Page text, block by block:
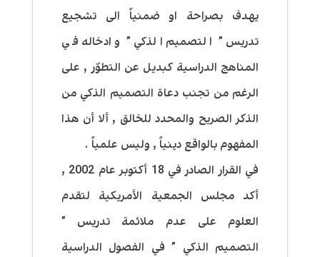
يهدف بصراحة او ضمنياً الى تشجيع
تدريس ” التصميم الذكي ” وادخاله في
المناهج الدراسية كبديل عن التطوّر , على
الرغم من تجنب دعاة التصميم الذكي من
الذكر الصريح والمحدد للخالق , ألا أن هذا
المفهوم بالواقع دينياً , وليس علمياً .
في القرار الصادر في 18 أكتوبر عام 2002 ,
أكد مجلس الجمعية الأمريكية لتقدم
العلوم على عدم ملائمة تدريس ”
التصميم الذكي ” في الفصول الدراسية